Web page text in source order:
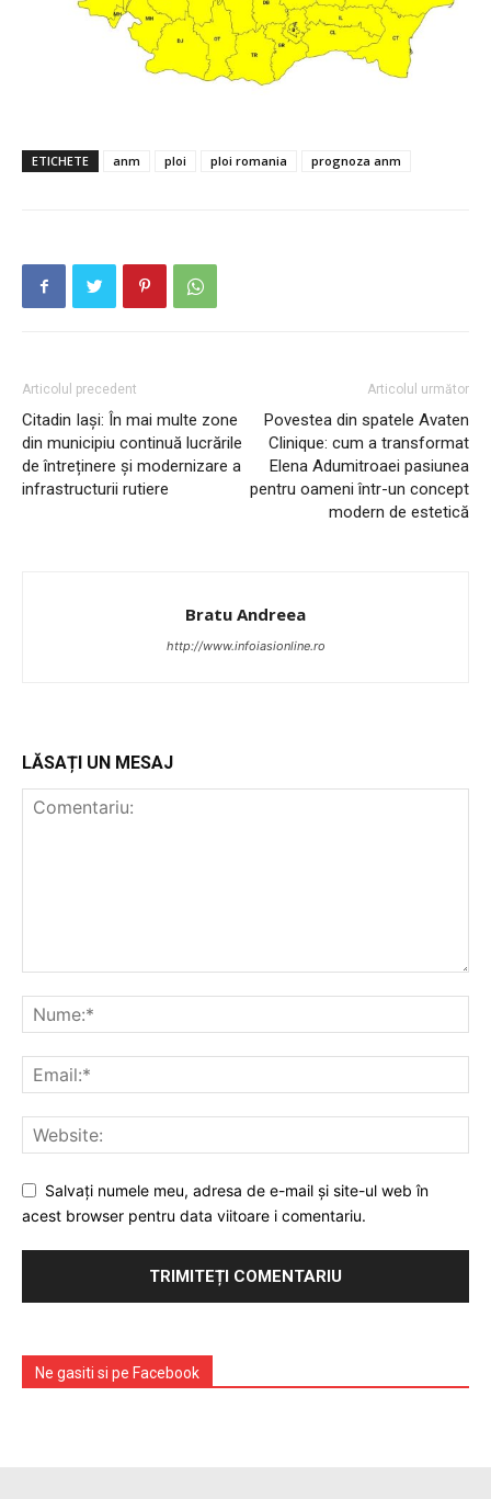
Utile
Publică gratuit anunțul tău!
Contact
Emisiuni
Prelucrarea datelor cu caracter personal
ETICHETE anm ploi ploi romania prognoza anm
Articolul precedent
Citadin Iași: În mai multe zone
din municipiu continuă lucrările
de întreținere și modernizare a
infrastructurii rutiere
Articolul următor
Povestea din spatele Avaten
Clinique: cum a transformat
Elena Adumitroaei pasiunea
pentru oameni într-un concept
modern de estetică
Bratu Andreea
http://www.infoiasionline.ro
LĂSAȚI UN MESAJ
Salvați numele meu, adresa de e-mail și site-ul web în
acest browser pentru data viitoare i comentariu.
Ne gasiti si pe Facebook